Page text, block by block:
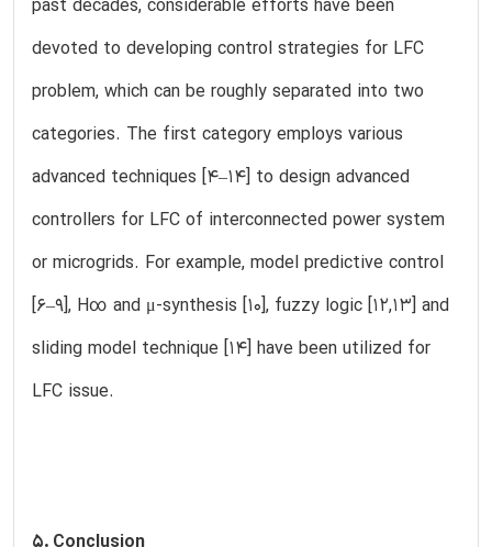
past decades, considerable efforts have been
devoted to developing control strategies for LFC
problem, which can be roughly separated into two
categories. The first category employs various
advanced techniques [4–14] to design advanced
controllers for LFC of interconnected power system
or microgrids. For example, model predictive control
[6–9], H∞ and μ-synthesis [10], fuzzy logic [12,13] and
sliding model technique [14] have been utilized for
LFC issue.